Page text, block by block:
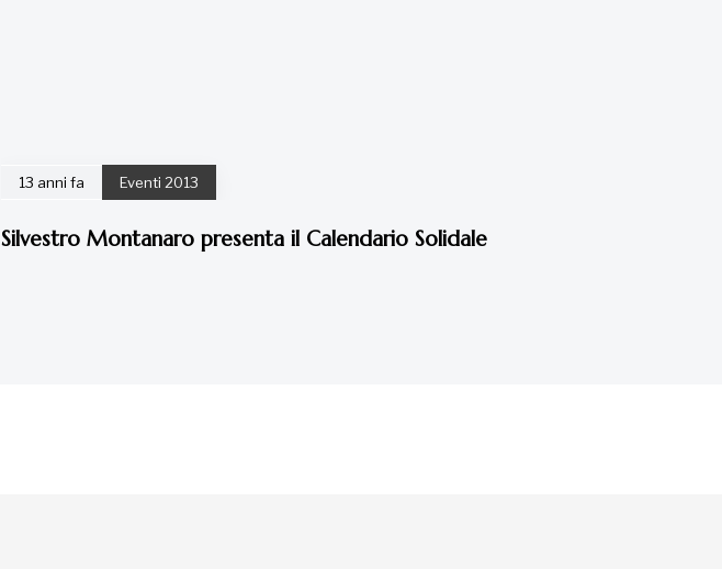
13 anni fa Eventi 2013
Silvestro Montanaro presenta il Calendario Solidale